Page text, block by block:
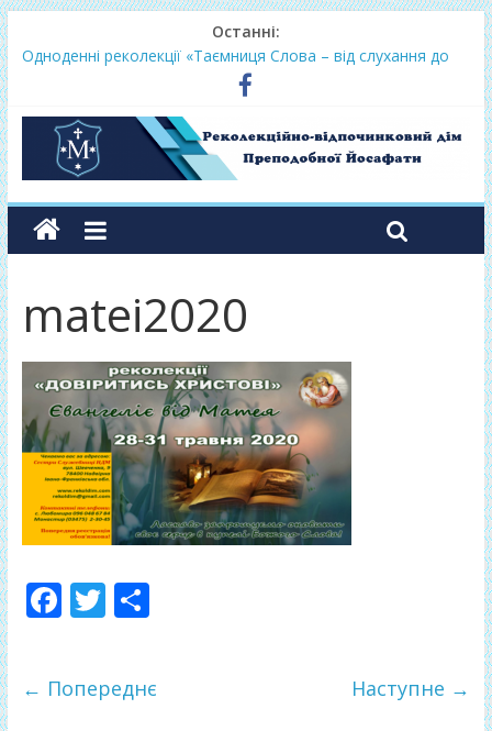
Останні:
Одноденні реколекції «Таємниця Слова – від слухання до
Lectio Divina – єв.Матея 2026
Нове життя в Христі – осінь 2026
Фундамент у вересні 2026
matei2020
F
b
T
er
П
л
← Попереднє Наступне →